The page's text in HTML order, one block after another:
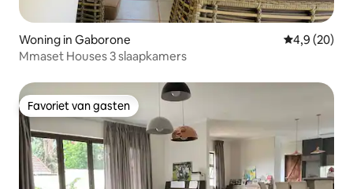
Woning in Gaborone Gemiddelde
4,9 (20)
Mmaset Houses 3 slaapkamers
Favoriet van gasten
Favoriet van gasten